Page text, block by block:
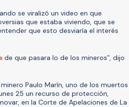
se viralizó un video en que
que estaba viviendo, que se
que esto desviaría el interés
de que pasara lo de los mineros”, dijo
Paulo Marín, uno de los muertos
25 un recurso de protección,
en la Corte de Apelaciones de La